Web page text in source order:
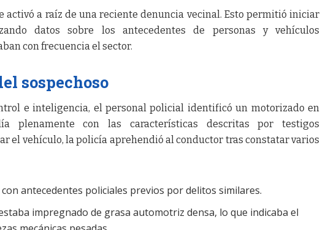
activó a raíz de una reciente denuncia vecinal. Esto permitió iniciar
datos sobre los antecedentes de personas y vehículos
con frecuencia el sector.
sospechoso
e inteligencia, el personal policial identificó un motorizado en
plenamente con las características descritas por testigos
el vehículo, la policía aprehendió al conductor tras constatar varios
antecedentes policiales previos por delitos similares.
impregnado de grasa automotriz densa, lo que indicaba el